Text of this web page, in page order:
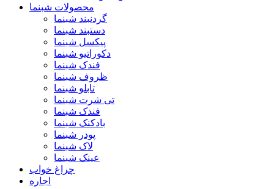
محصولات شبنما
گردنبند شبنما
دستبند شبنما
پیکسل شبنما
دکوراتیو شبنما
فندک شبنما
ظروف شبنما
تابلو شبنما
تی شرت شبنما
فندک شبنما
بادکنک شبنما
پودر شبنما
لاک شبنما
عینک شبنما
چراغ خواب
اجاره